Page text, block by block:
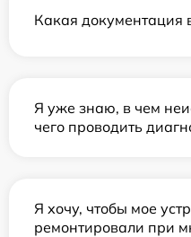
Какая документация
Я уже знаю, в чем
чего проводить
Я хочу, чтобы мое
ремонтировали при